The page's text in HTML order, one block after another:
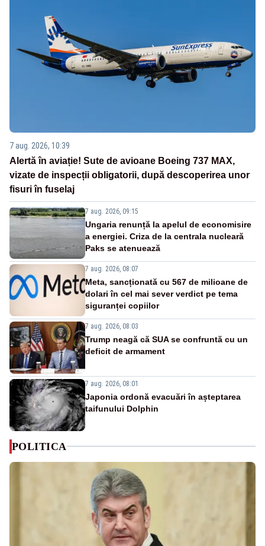
7 aug. 2026, 10:39
Alertă în aviație! Sute de avioane Boeing 737 MAX,
vizate de inspecții obligatorii, după descoperirea unor
fisuri în fuselaj
7 aug. 2026, 09:15
Ungaria renunță la apelul de economisire
a energiei. Criza de la centrala nucleară
Paks se atenuează
7 aug. 2026, 08:07
Meta, sancționată cu 567 de milioane de
dolari în cel mai sever verdict pe tema
siguranței copiilor
7 aug. 2026, 08:03
Trump neagă că SUA se confruntă cu un
deficit de armament
7 aug. 2026, 08:01
Japonia ordonă evacuări în așteptarea
taifunului Dolphin
POLITICA